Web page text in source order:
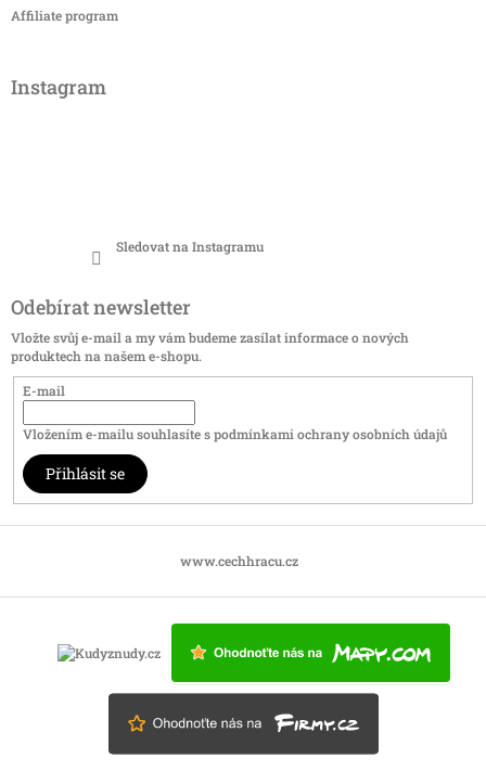
Affiliate program
Instagram
Sledovat na Instagramu
Odebírat newsletter
Vložte svůj e-mail a my vám budeme zasílat informace o nových
produktech na našem e-shopu.
E-mail
Vložením e-mailu souhlasíte spodmínkami ochrany osobních údajů
Přihlásit se
www.cechhracu.cz